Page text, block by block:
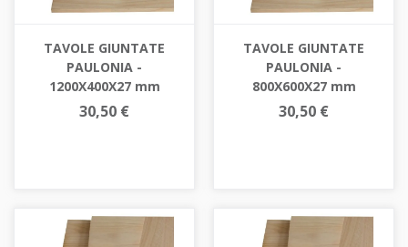
TAVOLE GIUNTATE
PAULONIA -
1200X400X27 mm
30,50 €
TAVOLE GIUNTATE
PAULONIA -
800X600X27 mm
30,50 €